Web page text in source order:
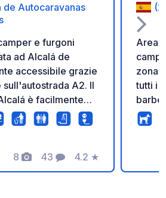
Autocaravanas
e furgoni
ad Alcalá de
accessibile grazie
A2. Il
è facilmente
la rende un'ottima
città
comoda per
con i mezzi
8
Foto
43
Commenti
4.2
Valutazione
★
Area
zona
tutti i
per
e